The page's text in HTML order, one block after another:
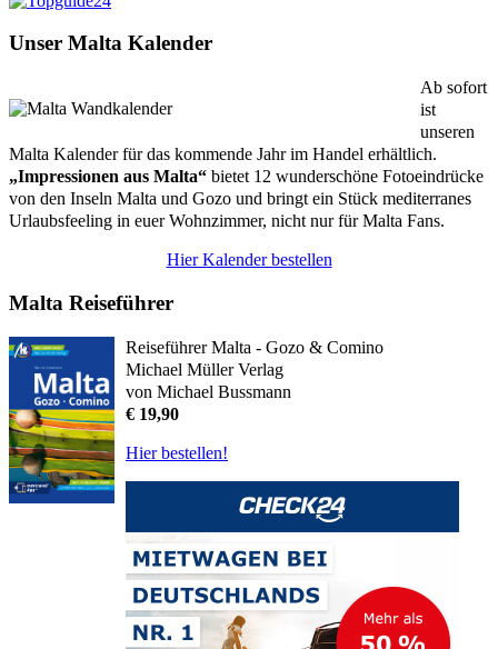
Unser Malta Kalender
Ab sofort
ist
unseren
Malta Kalender für das kommende Jahr im Handel erhältlich.
„Impressionen aus Malta“ bietet 12 wunderschöne Fotoeindrücke
von den Inseln Malta und Gozo und bringt ein Stück mediterranes
Urlaubsfeeling in euer Wohnzimmer, nicht nur für Malta Fans.
Hier Kalender bestellen
Malta Reiseführer
Reiseführer Malta - Gozo & Comino
Michael Müller Verlag
von Michael Bussmann
€ 19,90
Hier bestellen!